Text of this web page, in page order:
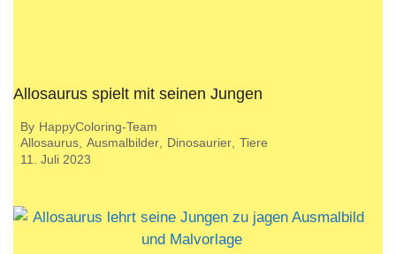
Allosaurus spielt mit seinen Jungen
By HappyColoring-Team
Allosaurus Ausmalbilder Dinosaurier Tiere
11. Juli 2023